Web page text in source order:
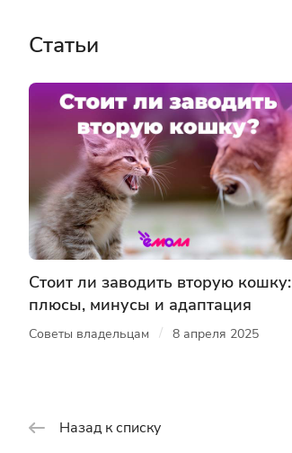
Статьи
Стоит ли заводить вторую кошку:
плюсы, минусы и адаптация
Советы владельцам / 8 апреля 2025
Назад к списку